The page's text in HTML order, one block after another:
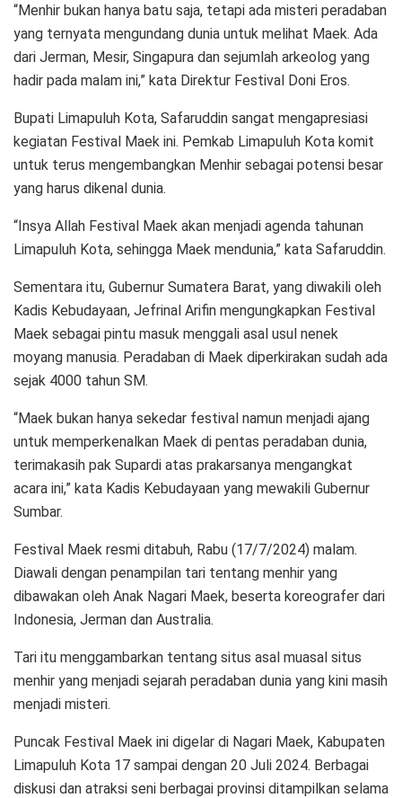
“Menhir bukan hanya batu saja, tetapi ada misteri peradaban
yang ternyata mengundang dunia untuk melihat Maek. Ada
dari Jerman, Mesir, Singapura dan sejumlah arkeolog yang
hadir pada malam ini,” kata Direktur Festival Doni Eros.
Bupati Limapuluh Kota, Safaruddin sangat mengapresiasi
kegiatan Festival Maek ini. Pemkab Limapuluh Kota komit
untuk terus mengembangkan Menhir sebagai potensi besar
yang harus dikenal dunia.
“Insya Allah Festival Maek akan menjadi agenda tahunan
Limapuluh Kota, sehingga Maek mendunia,” kata Safaruddin.
Sementara itu, Gubernur Sumatera Barat, yang diwakili oleh
Kadis Kebudayaan, Jefrinal Arifin mengungkapkan Festival
Maek sebagai pintu masuk menggali asal usul nenek
moyang manusia. Peradaban di Maek diperkirakan sudah ada
sejak 4000 tahun SM.
“Maek bukan hanya sekedar festival namun menjadi ajang
untuk memperkenalkan Maek di pentas peradaban dunia,
terimakasih pak Supardi atas prakarsanya mengangkat
acara ini,” kata Kadis Kebudayaan yang mewakili Gubernur
Sumbar.
Festival Maek resmi ditabuh, Rabu (17/7/2024) malam.
Diawali dengan penampilan tari tentang menhir yang
dibawakan oleh Anak Nagari Maek, beserta koreografer dari
Indonesia, Jerman dan Australia.
Tari itu menggambarkan tentang situs asal muasal situs
menhir yang menjadi sejarah peradaban dunia yang kini masih
menjadi misteri.
Puncak Festival Maek ini digelar di Nagari Maek, Kabupaten
Limapuluh Kota 17 sampai dengan 20 Juli 2024. Berbagai
diskusi dan atraksi seni berbagai provinsi ditampilkan selama